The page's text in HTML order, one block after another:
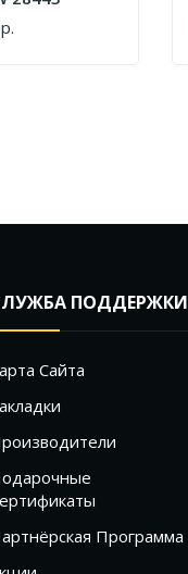
ПОДДЕРЖКИ
Сайта
Программа